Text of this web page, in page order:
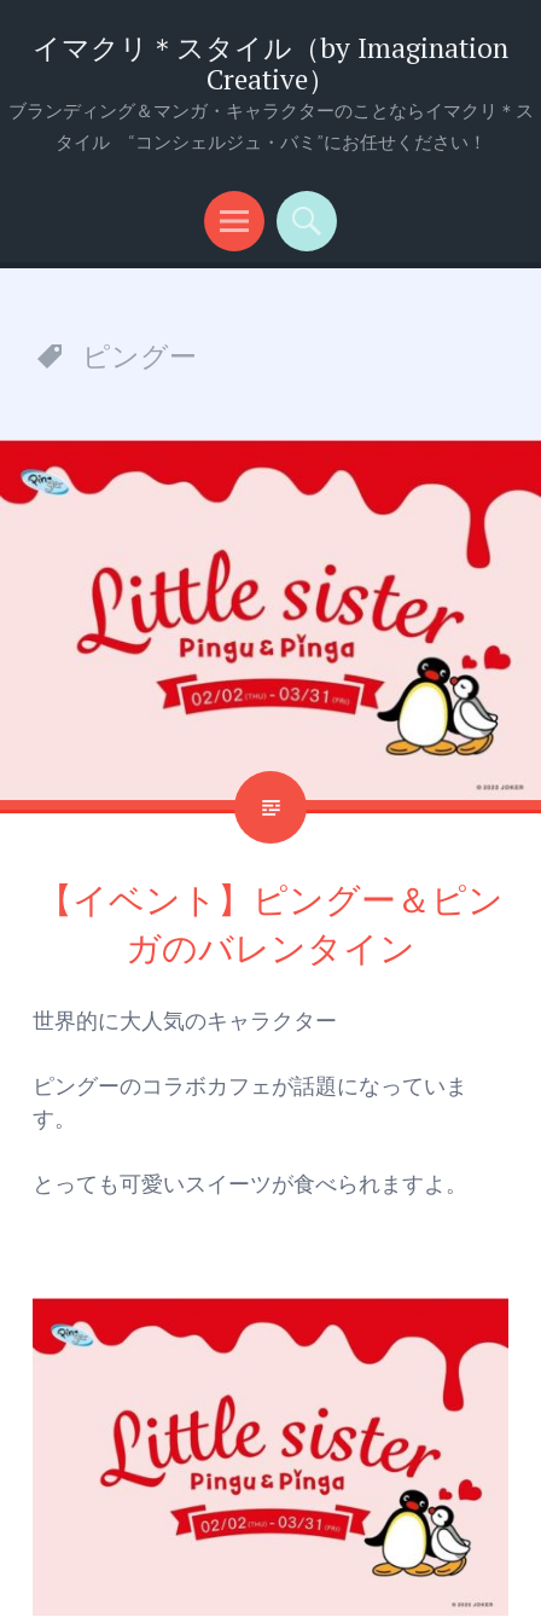
イマクリ＊スタイル（by Imagination
Creative）
ブランディング＆マンガ・キャラクターのことならイマクリ＊ス
タイル “コンシェルジュ・バミ”にお任せください！
メ
検
ピングー
【イベント】ピングー＆ピン
ガのバレンタイン
世界的に大人気のキャラクター
ピングーのコラボカフェが話題になっていま
す。
とっても可愛いスイーツが食べられますよ。